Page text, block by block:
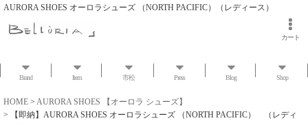
AURORA SHOES オーロラシューズ （NORTH PACIFIC）（レディース）
カート
Brand Item 市松 Press Blog Shop
HOME > AURORA SHOES 【オーロラ シューズ】
>
【即納】AURORA SHOES オーロラシューズ （NORTH PACIFIC） （レディ